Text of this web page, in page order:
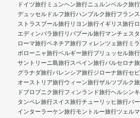
ドイツ旅行 ミュンヘン旅行ニュルンベルク旅行
デュッセルドルフ旅行ハンブルク旅行フラン
ストラスブール旅行リヨン旅行イギリス旅行
エディンバラ旅行リバプール旅行マンチェス
ローマ旅行ベネチア旅行フィレンツェ旅行 ミ
ボローニャ旅行ベルギー旅行ブリュッセル旅行
サントリーニ島旅行スペイン旅行バルセロナ
グラナダ旅行バレンシア旅行ジローナ旅行セ
オーストリア旅行ウィーン旅行ザルツブルク
ドブロブニク旅行フィンランド旅行ヘルシン
タンペレ旅行スイス旅行チューリッヒ旅行バ
インターラーケン旅行モントルー旅行ツェル